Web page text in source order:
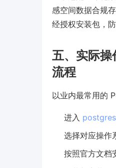
感空间数据合规
经授权安装包，
五、实际
流程
以业内最常用的
进入
选择对应操作
按照官方文档